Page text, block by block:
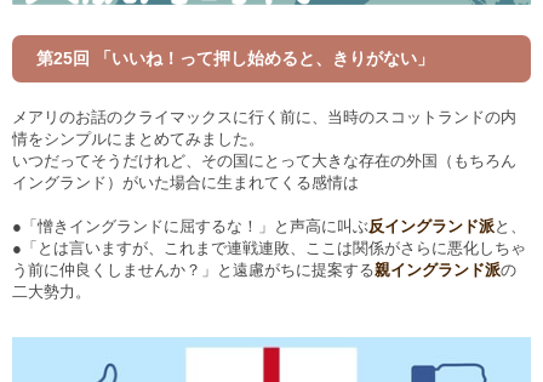
第25回 「いいね！って押し始めると、きりがない」
メアリのお話のクライマックスに行く前に、当時のスコットランドの内
情をシンプルにまとめてみました。
いつだってそうだけれど、その国にとって大きな存在の外国（もちろん
イングランド）がいた場合に生まれてくる感情は
●「憎きイングランドに屈するな！」と声高に叫ぶ反イングランド派と、
●「とは言いますが、これまで連戦連敗、ここは関係がさらに悪化しちゃ
う前に仲良くしませんか？」と遠慮がちに提案する親イングランド派の
二大勢力。